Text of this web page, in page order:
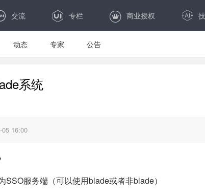
交流 专栏 商业授权
动态 专家 公告
系统
05 16:00
SSO服务端（可以使用blade或者非blade）